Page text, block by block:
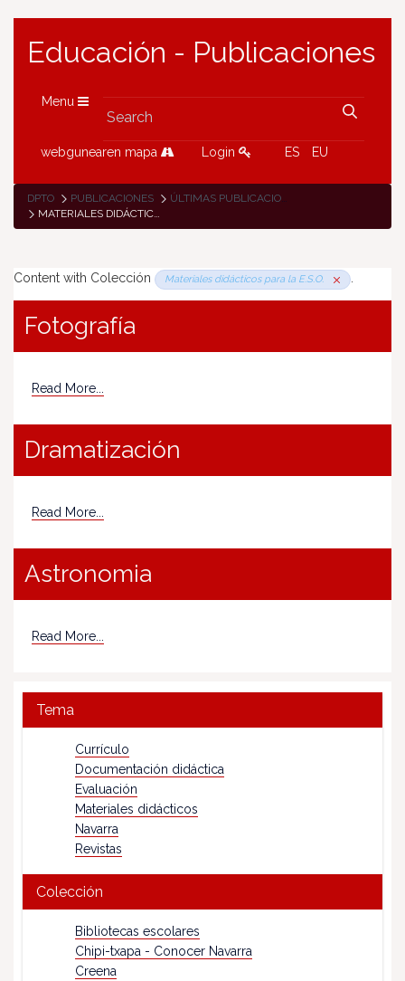
Educación - Publicaciones
Menu
webgunearen mapa Login ES EU
DPTO PUBLICACIONES
ÚLTIMAS PUBLICACIONES
MATERIALES DIDÁCTICOS PARA LA E.S.O.
Content with Colección Materiales didácticos para la E.S.O. .
Fotografía
Read More...
Dramatización
Read More...
Astronomia
Read More...
Tema
Currículo
Documentación didáctica
Evaluación
Materiales didácticos
Navarra
Revistas
Colección
Bibliotecas escolares
Chipi-txapa - Conocer Navarra
Creena